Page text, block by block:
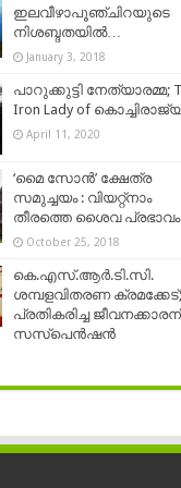
ഇലവീഴാപൂഞ്ചിറയുടെ
നിശബ്ദതയിൽ…
January 3, 2018
പാറുക്കുട്ടി നേത്യാരമ്മ;
Iron Lady of
April 11, 2020
‘മൈ സോന്‍’ ക്ഷേത്ര
സമുച്ചയം : വിയറ്റ്നാം
തീരത്തെ ശൈവ പ്രഭാവം
October 25, 2018
കെ.എസ്.ആര്‍.ടി.സി.
ശമ്പളവിതരണ ക്രമക്കേട്;
പ്രതികരിച്ച ജീവനക്കാരന്
സസ്‌പെന്‍ഷന്‍